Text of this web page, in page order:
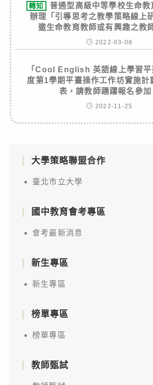
轉知
普通型高級中等學校生命教
辦理「引導思考之教學策略線上
邀生命教育教師或有興趣之教
2022-03-08
「Cool English 英語線上學習
度第1學期平臺操作工作坊實施計
表，請教師踴躍報名參加
2022-11-25
大學策略聯盟合作
臺北市立大學
國中教育會考專區
會考最新消息
新生專區
新生專區
榜單專區
榜單專區
教師甄試